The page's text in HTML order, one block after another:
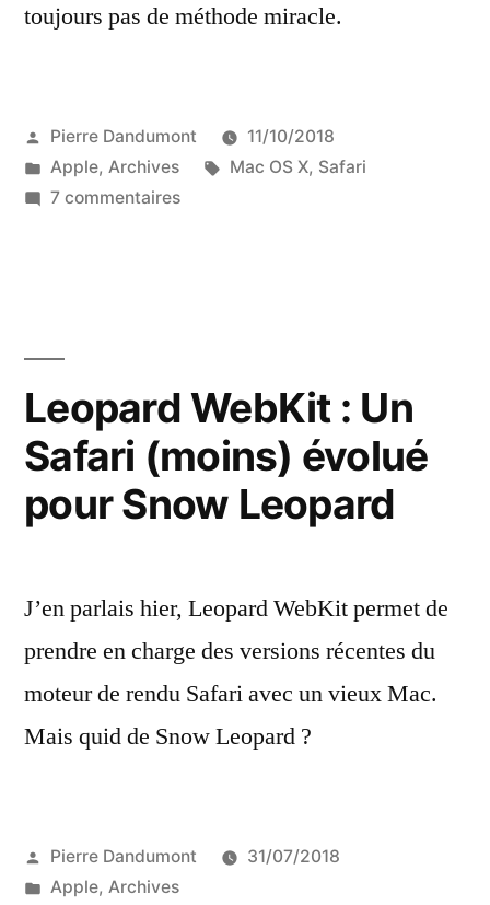
toujours pas de méthode miracle.
Publié
par
Pierre Dandumont
11/10/2018
Publié
dans
Apple, Archives Étiquettes :
Mac OS X, Safari
7 commentairessur
iCloud
(peut-
être)
Leopard WebKit : Un
Safari (moins) évolué
pour Snow Leopard
J’en parlais hier, Leopard WebKit permet de
prendre en charge des versions récentes du
moteur de rendu Safari avec un vieux Mac.
Mais quid de Snow Leopard ?
Publié
par
Pierre Dandumont
31/07/2018
Publié
Apple, Archives